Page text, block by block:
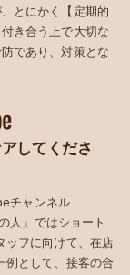
とにかく【定期的
き合う上で大切な
であり、対策とな
アしてくださ
チャンネル
人」ではショート
ッフに向けて、在店
例として、接客の合